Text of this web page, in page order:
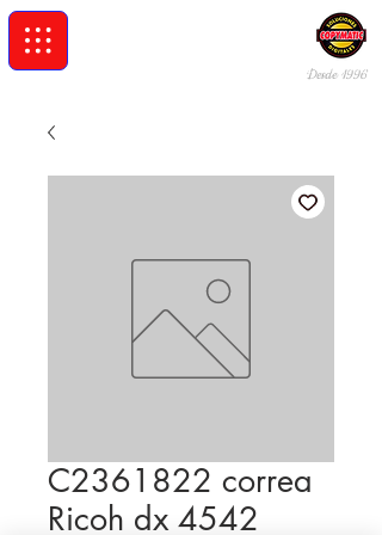
Desde 1996
C2361822 correa
Ricoh dx 4542